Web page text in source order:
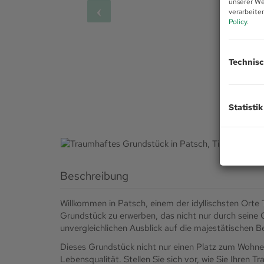
Beschreibung
Willkommen in Patsch, einem der idyllischsten
Grundstück zu erwerben, das nicht nur durch
unvergleichlichen Ausblick auf die majestätischen
Dieses Grundstück nicht nur einen Platz zum
Lebensqualität. Stellen Sie sich vor, wie Sie Ihren
Policy.
Statistik